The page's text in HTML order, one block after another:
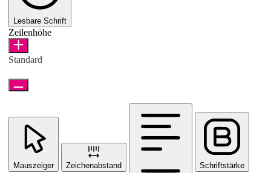
Lesbare Schrift
Zeilenhöhe
Standard
Mauszeiger Zeichenabstand Schriftstärke